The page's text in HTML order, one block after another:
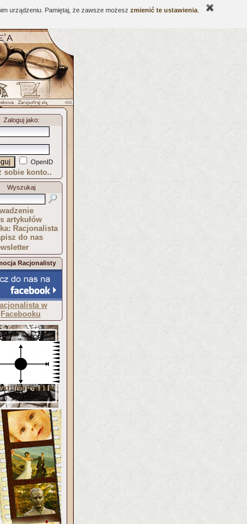
urządzeniu. Pamiętaj, że zawsze możesz zmienić te ustawienia
Zaloguj jako:
OpenID
sobie konto..
Wyszukaj
artykułów
Racjonalista
do nas
Racjonalisty
w
Facebooku